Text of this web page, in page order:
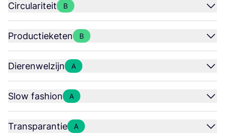
Circulariteit B
Productieketen B
Dierenwelzijn A
Slow fashion A
Transparantie A